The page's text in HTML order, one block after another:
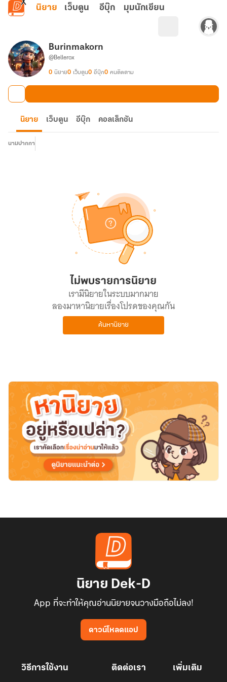
ข้ามไปยังเนื้อหาหลัก
นิยาย เว็บตูน อีบุ๊ก มุมนักเขียน
Burinmakorn
@Bellerox
0 นิยาย0 เว็บตูน0 อีบุ๊ก0 คนติดตาม
นิยาย เว็บตูน อีบุ๊ก คอลเล็กชัน
นามปากกา
ไม่พบรายการนิยาย
เรามีนิยายในระบบมากมาย
ลองมาหานิยายเรื่องโปรดของคุณกัน
ค้นหานิยาย
นิยาย Dek-D
App ที่จะทำให้คุณอ่านนิยายจนวางมือถือไม่ลง!
ดาวน์โหลดแอป
วิธีการใช้งาน ติดต่อเรา เพิ่มเติม